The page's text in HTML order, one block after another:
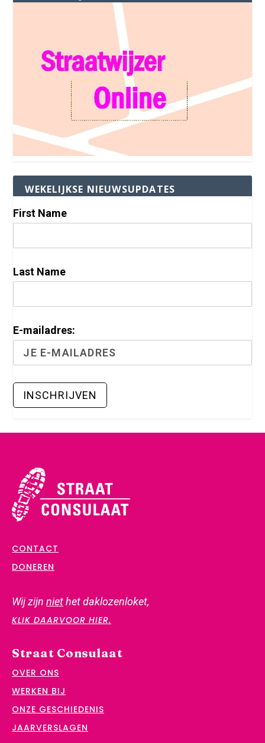
WEKELIJKSE NIEUWSUPDATES
First Name
Last Name
E-mailadres:
CONTACT
DONEREN
Wij zijn niethet daklozenloket,
KLIK DAARVOOR HIER.
Straat Consulaat
OVER ONS
WERKEN BIJ
ONZE GESCHIEDENIS
JAARVERSLAGEN